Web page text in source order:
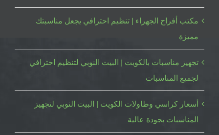
مكتب أفراح الجهراء | تنظيم احترافي يجعل مناسبتك
مميزة
تجهيز مناسبات بالكويت | البيت النوبي لتنظيم احترافي
لجميع المناسبات
أسعار كراسي وطاولات الكويت | البيت النوبي لتجهيز
المناسبات بجودة عالية